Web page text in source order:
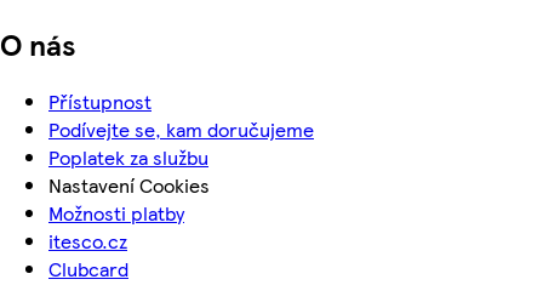
O nás
Přístupnost
Podívejte se, kam doručujeme
Poplatek za službu
Nastavení Cookies
Možnosti platby
itesco.cz
Clubcard